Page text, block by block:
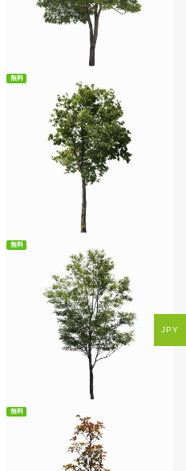
無料ダウンロード
無料
無料ダウンロード
無料
無料ダウンロード
無料
JPY